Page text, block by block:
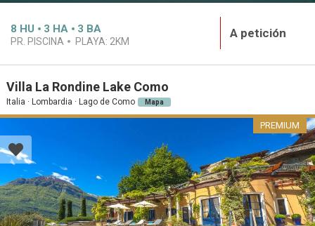
8 HU 3 HA 3 BA
PR. PISCINA PLAYA: 2KM
A petición
Villa La Rondine Lake Como
Italia · Lombardia · Lago de Como Mapa
PREMIUM